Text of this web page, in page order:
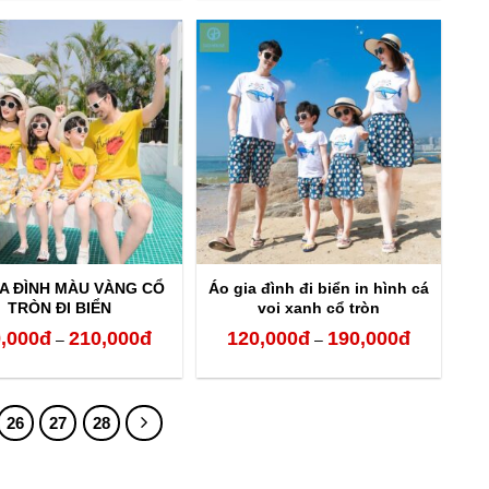
từ
120,000đ
đến
210,000đ
từ
120,000đ
đến
210,000đ
ĐÌNH MÀU VÀNG CỔ
TRÒN ĐI BIỂN
đ – 210,000đKhoảng
từ
120,000đ
Áo gia đình đi biển in hình cá
voi xanh cổ tròn
120,000đ – 190,000đKhoảng
26 27 28